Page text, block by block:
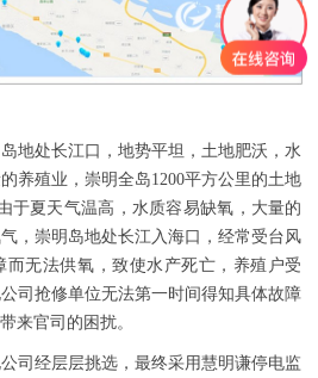
地处长江口，地势平坦，土地肥沃，水
养殖业，崇明全岛1200平方公里的土地
于夏天气温高，水质容易缺氧，大量的
，崇明岛地处长江入海口，经常受台风
而无法供氧，致使水产死亡，养殖户受
司抢修单位无法第一时间得知具体故障
来官司的困扰。
司经层层挑选，最终采用慧明谦停电监